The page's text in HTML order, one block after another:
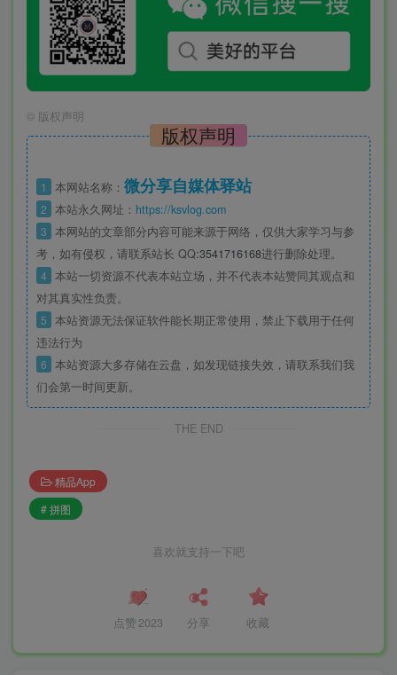
© 版权声明
版权声明
1 本网站名称： 微分享自媒体驿站
2 本站永久网址： https://ksvlog.com
3 本网站的文章部分内容可能来源于网络，仅供大家学习与参
考，如有侵权，请联系站长 QQ:3541716168进行删除处理。
4 本站一切资源不代表本站立场，并不代表本站赞同其观点和
对其真实性负责。
5 本站资源无法保证软件能长期正常使用，禁止下载用于任何
违法行为
6 本站资源大多存储在云盘，如发现链接失效，请联系我们我
们会第一时间更新。
THE END
精品App
# 拼图
喜欢就支持一下吧
点赞 2023 分享 收藏